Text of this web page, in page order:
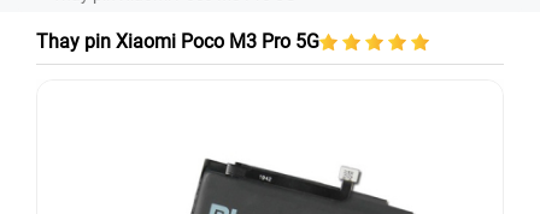
Thay pin Xiaomi Poco M3 Pro 5G